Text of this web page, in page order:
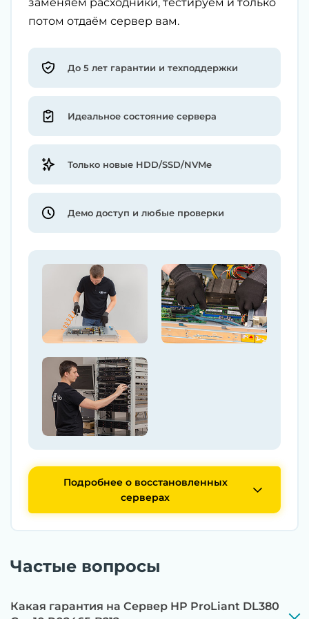
потом отдаём сервер вам.
До 5 лет гарантии и техподдержки
Идеальное состояние сервера
Только новые HDD/SSD/NVMe
Демо доступ и любые проверки
Подробнее о восстановленных
серверах
Частые вопросы
Какая гарантия на Сервер HP ProLiant DL380